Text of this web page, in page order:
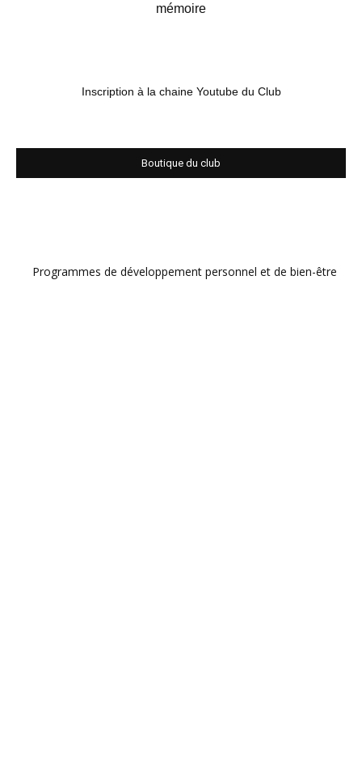
mémoire
Inscription à la chaine Youtube du Club
Boutique du club
Programmes de développement personnel et de bien-être